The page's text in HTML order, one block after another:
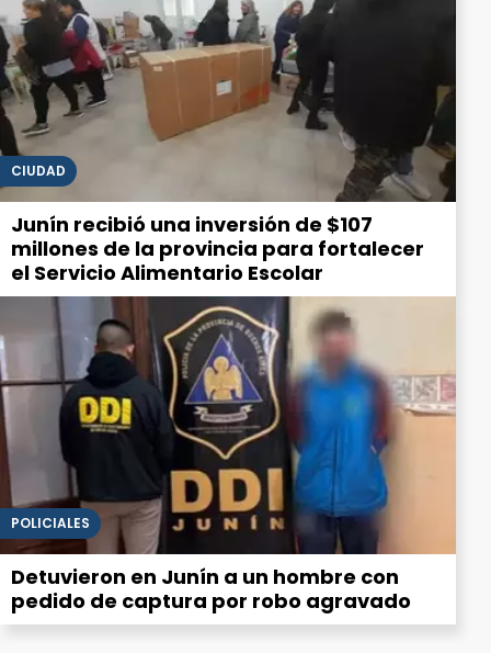
CIUDAD
Junín recibió una inversión de $107
millones de la provincia para fortalecer
el Servicio Alimentario Escolar
POLICIALES
Detuvieron en Junín a un hombre con
pedido de captura por robo agravado